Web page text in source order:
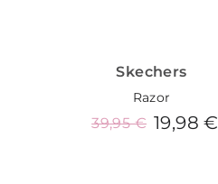
Skechers
Razor
19,98 €
39,95 €